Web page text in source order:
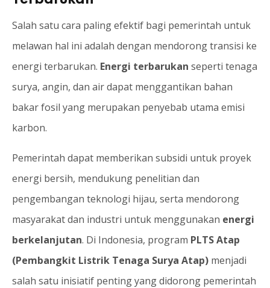
Salah satu cara paling efektif bagi pemerintah untuk
melawan hal ini adalah dengan mendorong transisi ke
energi terbarukan. Energi terbarukan seperti tenaga
surya, angin, dan air dapat menggantikan bahan
bakar fosil yang merupakan penyebab utama emisi
karbon.
Pemerintah dapat memberikan subsidi untuk proyek
energi bersih, mendukung penelitian dan
pengembangan teknologi hijau, serta mendorong
masyarakat dan industri untuk menggunakan energi
berkelanjutan. Di Indonesia, program PLTS Atap
(Pembangkit Listrik Tenaga Surya Atap) menjadi
salah satu inisiatif penting yang didorong pemerintah